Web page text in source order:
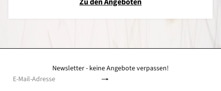
Newsletter - keine Angebote verpassen!
Abonnieren
E-